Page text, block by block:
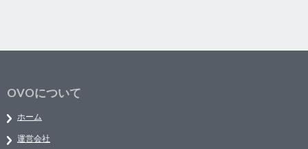
OVOについて
ホーム
運営会社